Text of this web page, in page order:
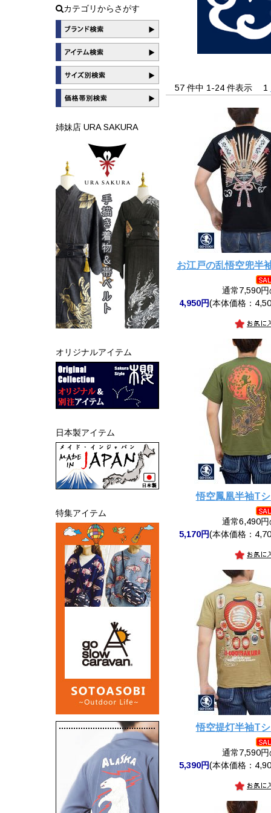
カテゴリからさがす
姉妹店 URA SAKURA
オリジナルアイテム
日本製アイテム
特集アイテム
57 件中 1-24 件表示 1
お江戸の乱悟空兜半
通常7,590円
4,950円(本体価格：
悟空鳳凰半袖T
通常6,490円
5,170円(本体価格：
悟空提灯半袖T
通常7,590円
5,390円(本体価格：